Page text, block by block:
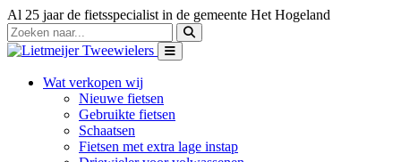
Al 25 jaar de fietsspecialist in de gemeente Het Hogeland
Wat verkopen wij
Nieuwe fietsen
Gebruikte fietsen
Schaatsen
Fietsen met extra lage instap